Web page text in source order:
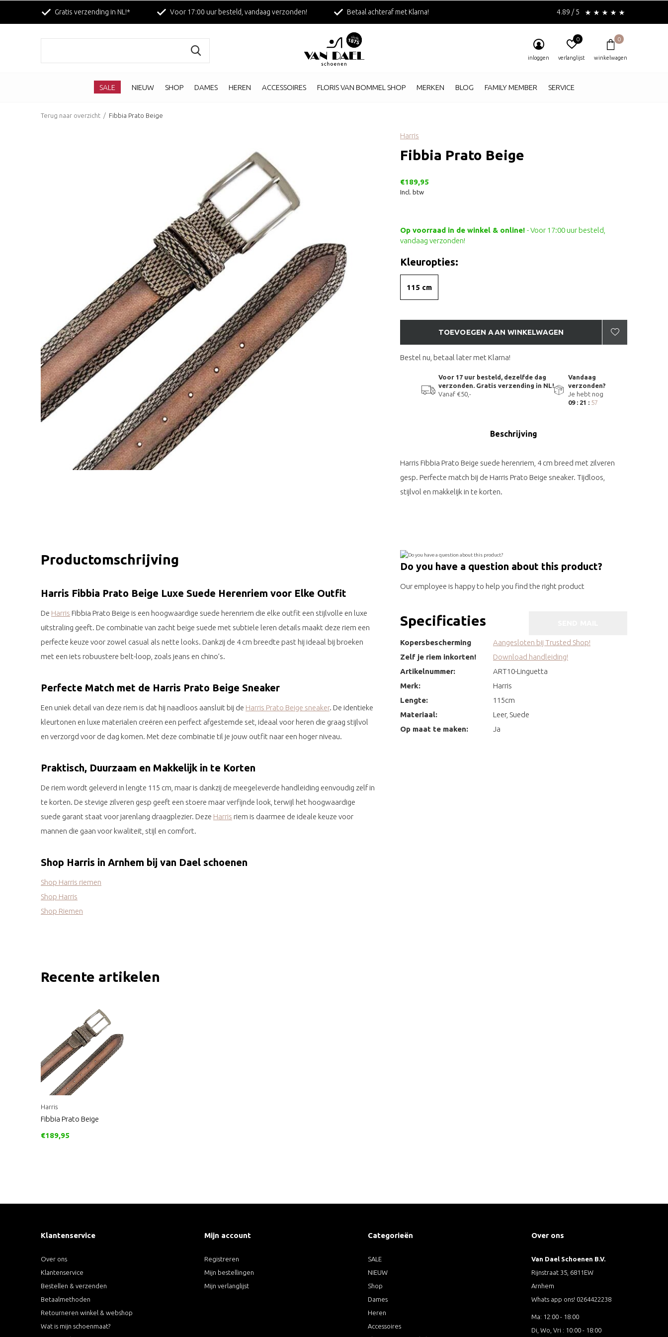
SALE NIEUW SHOP DAMES HEREN ACCESSOIRES FLORIS VAN BOMMEL SHOP MERKEN BLOG FAMILY MEMBER SERVICE
inloggen verlanglijst
0
winkelwagen
0
Gratis verzending in NL!* Voor 17:00 uur besteld, vandaag verzonden! Betaal achteraf met Klarna! 4.89 / 5
Terug naar overzicht Fibbia Prato Beige
Harris
Fibbia Prato Beige
€189,95
Incl. btw
Op voorraad in de winkel & online! - Voor 17:00 uur besteld,
vandaag verzonden!
Kleuropties:
115 cm
TOEVOEGEN AAN WINKELWAGEN
Bestel nu, betaal later met Klarna!
Voor 17 uur besteld, dezelfde dag
verzonden. Gratis verzending in NL!
Vanaf €50,-
Vandaag
verzonden?
Je hebt nog
09 : 21 : 56
Beschrijving
Harris Fibbia Prato Beige suede herenriem, 4 cm breed met zilveren
gesp. Perfecte match bij de Harris Prato Beige sneaker. Tijdloos,
stijlvol en makkelijk in te korten.
Productomschrijving
Harris Fibbia Prato Beige Luxe Suede Herenriem voor Elke Outfit
De Harris Fibbia Prato Beige is een hoogwaardige suede herenriem die elke outfit een stijlvolle en luxe
uitstraling geeft. De combinatie van zacht beige suede met subtiele leren details maakt deze riem een
perfecte keuze voor zowel casual als nette looks. Dankzij de 4 cm breedte past hij ideaal bij broeken
met een iets robuustere belt-loop, zoals jeans en chino’s.
Perfecte Match met de Harris Prato Beige Sneaker
Een uniek detail van deze riem is dat hij naadloos aansluit bij de Harris Prato Beige sneaker. De identieke
kleurtonen en luxe materialen creëren een perfect afgestemde set, ideaal voor heren die graag stijlvol
en verzorgd voor de dag komen. Met deze combinatie til je jouw outfit naar een hoger niveau.
Praktisch, Duurzaam en Makkelijk in te Korten
De riem wordt geleverd in lengte 115 cm, maar is dankzij de meegeleverde handleiding eenvoudig zelf in
te korten. De stevige zilveren gesp geeft een stoere maar verfijnde look, terwijl het hoogwaardige
suede garant staat voor jarenlang draagplezier. Deze Harris riem is daarmee de ideale keuze voor
mannen die gaan voor kwaliteit, stijl en comfort.
Shop Harris in Arnhem bij van Dael schoenen
Shop Harris riemen
Shop Harris
Shop Riemen
Do you have a question about this product?
Our employee is happy to help you find the right product
Specificaties
Kopersbescherming
Aangesloten bij Trusted Shop!
Zelf je riem inkorten!
Download handleiding!
Artikelnummer:
ART10-Linguetta
Merk:
Harris
Lengte:
115cm
Materiaal:
Leer, Suede
Op maat te maken:
Ja
Recente artikelen
Harris
Fibbia Prato Beige
€189,95
Klantenservice
Over ons
Klantenservice
Bestellen & verzenden
Betaalmethoden
Retourneren winkel & webshop
Wat is mijn schoenmaat?
Mijn account
Registreren
Mijn bestellingen
Mijn verlanglijst
Categorieën
SALE
NIEUW
Shop
Dames
Heren
Accessoires
Over ons
Van Dael Schoenen B.V.
Rijnstraat 35, 6811EW
Arnhem
Whats app ons! 0264422238
Ma: 12:00 - 18:00
Di, Wo, Vri : 10:00 - 18:00